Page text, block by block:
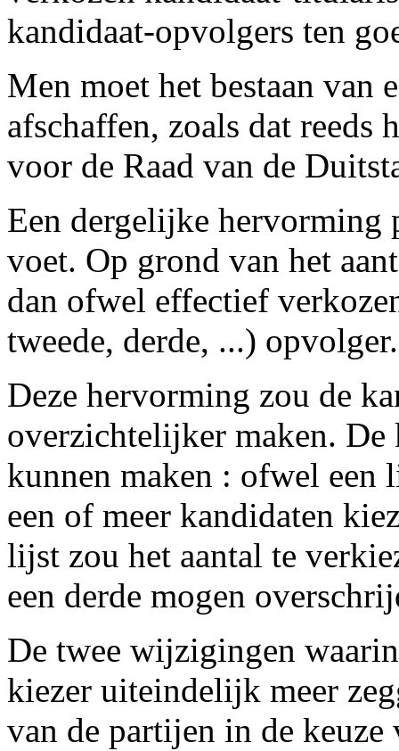
kandidaat-opvolgers ten
Men moet het bestaan van
afschaffen, zoals dat
voor de Raad van de
Een dergelijke hervorming
voet. Op grond van het
dan ofwel effectief
tweede, derde, ...) opvolger.
Deze hervorming zou de
overzichtelijker maken.
kunnen maken : ofwel
een of meer kandidaten
lijst zou het aantal te
een derde mogen
De twee wijzigingen
kiezer uiteindelijk meer
van de partijen in de keuze